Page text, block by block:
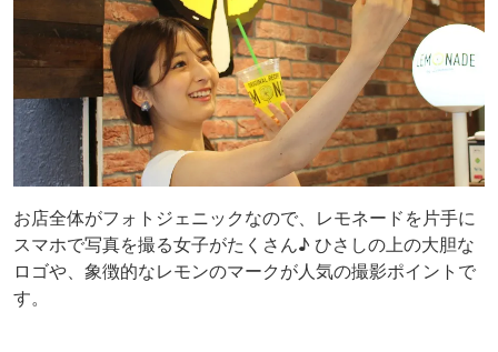
お店全体がフォトジェニックなので、レモネードを片手に
スマホで写真を撮る女子がたくさん♪ ひさしの上の大胆な
ロゴや、象徴的なレモンのマークが人気の撮影ポイントで
す。